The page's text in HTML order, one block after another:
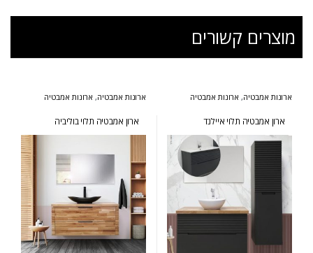
מוצרים קשורים
ארונות אמבטיה, ארונות אמבטיה
ארונות שירות
ארון אמבטיה תלוי איילנד
ארונות אמבטיה, ארונות אמבטיה
ארון אמבטיה תלוי בוליביה